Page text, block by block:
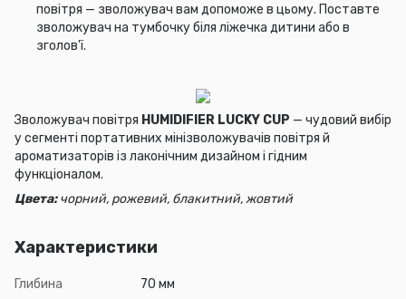
повітря — зволожувач вам допоможе в цьому. Поставте
зволожувач на тумбочку біля ліжечка дитини або в
зголов'ї.
Зволожувач повітря HUMIDIFIER LUCKY CUP — чудовий вибір
у сегменті портативних мінізволожувачів повітря й
ароматизаторів із лаконічним дизайном і гідним
функціоналом.
Цвета:чорний, рожевий, блакитний, жовтий
Характеристики
Глибина
70 мм